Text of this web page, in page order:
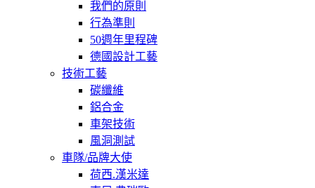
我們的原則
行為準則
50週年里程碑
德國設計工藝
技術工藝
碳纖維
鋁合金
車架技術
風洞測試
車隊/品牌大使
荷西.漢米達